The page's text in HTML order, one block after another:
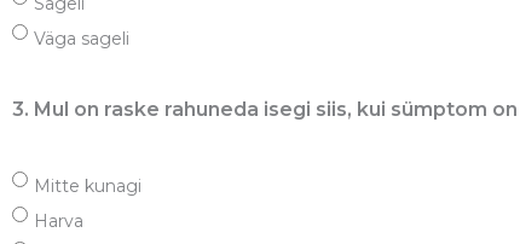
Väga sageli
3. Mul on raske rahuneda isegi siis, kui sümptom
Mitte kunagi
Harva